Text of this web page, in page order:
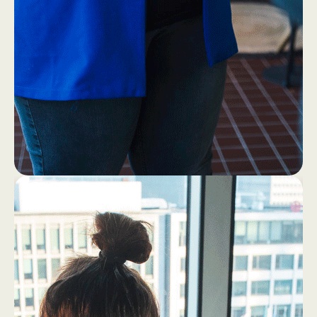
1 4
Eerst ff een bakkie (zonder
laptop!)